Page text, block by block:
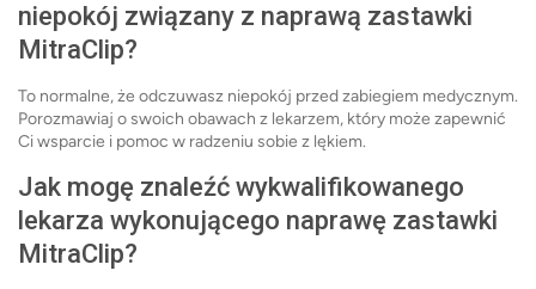
niepokój związany z naprawą zastawki
MitraClip?
To normalne, że odczuwasz niepokój przed zabiegiem medycznym.
Porozmawiaj o swoich obawach z lekarzem, który może zapewnić
Ci wsparcie i pomoc w radzeniu sobie z lękiem.
Jak mogę znaleźć wykwalifikowanego
lekarza wykonującego naprawę zastawki
MitraClip?